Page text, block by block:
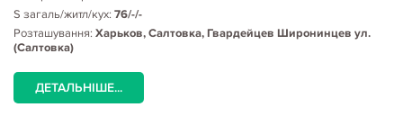
S загаль/житл/кух: 76/-/-
Розташування: Харьков, Салтовка, Гвардейцев Широнинцев ул.
(Салтовка)
ДЕТАЛЬНІШЕ...